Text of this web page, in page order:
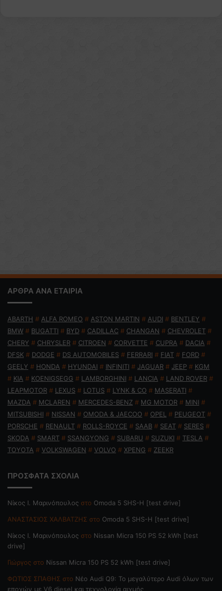
ΑΡΘΡΑ ΑΝΑ ΕΤΑΙΡΙΑ
ABARTH # ALFA ROMEO # ASTON MARTIN # AUDI # BENTLEY #
BMW # BUGATTI # BYD # CADILLAC # CHANGAN # CHEVROLET #
CHERY # CHRYSLER # CITROEN # CORVETTE # CUPRA # DACIA #
DFSK # DODGE # DS AUTOMOBILES # FERRARI # FIAT # FORD #
GEELY # HONDA # HYUNDAI # INFINITI # JAGUAR # JEEP # KGM
# KIA # KOENIGSEGG # LAMBORGHINI # LANCIA # LAND ROVER #
LEAPMOTOR # LEXUS # LOTUS # LYNK & CO # MASERATI #
MAZDA # MCLAREN # MERCEDES-BENZ # MG MOTOR # MINI #
MITSUBISHI # NISSAN # OMODA & JAECOO # OPEL # PEUGEOT #
PORSCHE # RENAULT # ROLLS-ROYCE # SAAB # SEAT # SERES #
SKODA # SMART # SSANGYONG # SUBARU # SUZUKI # TESLA #
TOYOTA # VOLKSWAGEN # VOLVO # XPENG # ZEEKR
ΠΡΟΣΦΑΤΑ ΣΧΟΛΙΑ
Nίκος Ι. Mαρινόπουλος στο Omoda 5 SHS-H [test drive]
ΑΝΑΣΤΑΣΙΟΣ ΧΑΛΒΑΤΖΗΣ στο Omoda 5 SHS-H [test drive]
Nίκος Ι. Mαρινόπουλος στο Nissan Micra 150 PS 52 kWh [test
drive]
Γιώργος στο Nissan Micra 150 PS 52 kWh [test drive]
ΦΩΤΙΟΣ ΣΠΑΘΗΣ στο Νέο Audi Q9: Το μεγαλύτερο Audi όλων των
εποχών με V6 diesel και τεχνολογία αιχμής